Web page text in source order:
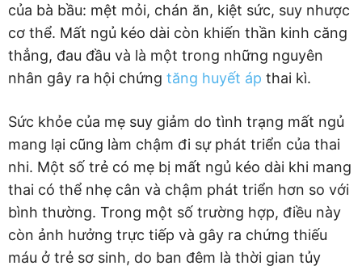
của bà bầu: mệt mỏi, chán ăn, kiệt sức, suy nhược
cơ thể. Mất ngủ kéo dài còn khiến thần kinh căng
thẳng, đau đầu và là một trong những nguyên
nhân gây ra hội chứng tăng huyết áp thai kì.
Sức khỏe của mẹ suy giảm do tình trạng mất ngủ
mang lại cũng làm chậm đi sự phát triển của thai
nhi. Một số trẻ có mẹ bị mất ngủ kéo dài khi mang
thai có thể nhẹ cân và chậm phát triển hơn so với
bình thường. Trong một số trường hợp, điều này
còn ảnh hưởng trực tiếp và gây ra chứng thiếu
máu ở trẻ sơ sinh, do ban đêm là thời gian tủy